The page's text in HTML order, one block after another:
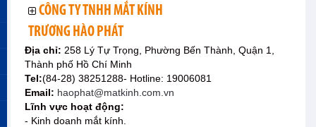
CÔNG TY TNHH MẮT KÍNH
TRƯƠNG HÀO PHÁT
Địa chỉ: 258 Lý Tự Trọng, Phường Bến Thành, Quận 1,
Thành phố Hồ Chí Minh
Tel:(84-28) 38251288- Hotline: 19006081
Email: haophat@matkinh.com.vn
Lĩnh vực hoạt động:
- Kinh doanh mắt kính.